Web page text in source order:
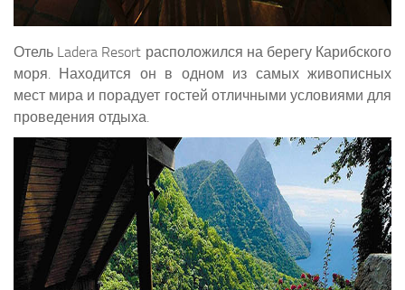
Отель Ladera Resort расположился на берегу Карибского
моря. Находится он в одном из самых живописных
мест мира и порадует гостей отличными условиями для
проведения отдыха.